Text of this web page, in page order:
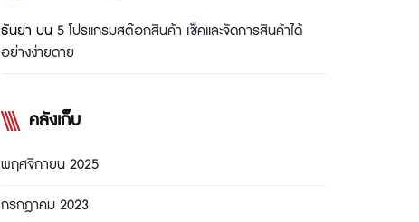
ธันย่า บน 5 โปรแกรมสต๊อกสินค้า เช็คและจัดการสินค้าได้
อย่างง่ายดาย
คลังเก็บ
พฤศจิกายน 2025
กรกฎาคม 2023